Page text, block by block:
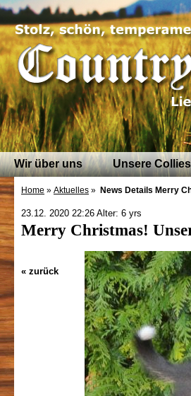
Wir über uns Unsere Collies
Home » Aktuelles » News Details Merry
23.12. 2020 22:26 Alter: 6 yrs
Merry Christmas!
« zurück